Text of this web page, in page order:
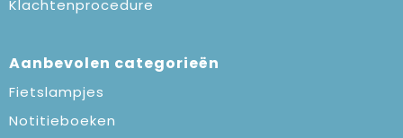
Klachtenprocedure
Aanbevolen categorieën
Fietslampjes
Notitieboeken